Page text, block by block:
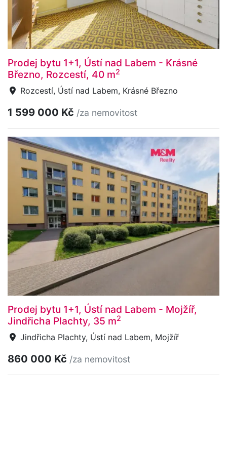
Prodej bytu 1+1, Ústí nad Labem - Krásné
Březno, Rozcestí, 40 m2
Rozcestí, Ústí nad Labem, Krásné Březno
1 599 000 Kč /za nemovitost
Prodej bytu 1+1, Ústí nad Labem - Mojžíř,
Jindřicha Plachty, 35 m2
Jindřicha Plachty, Ústí nad Labem, Mojžíř
860 000 Kč /za nemovitost